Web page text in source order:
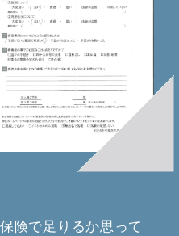
険で足りるか思って